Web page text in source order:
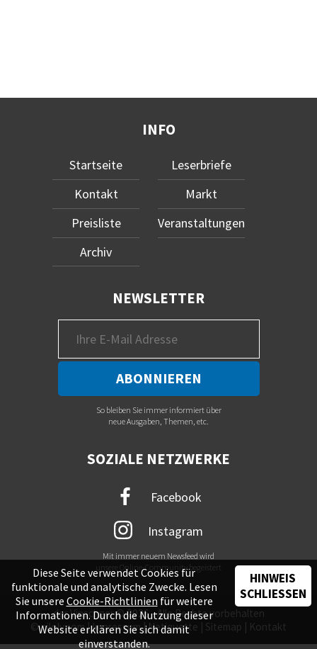
INFO
Startseite
Kontakt
Preisliste
Archiv
Leserbriefe
Markt
Veranstaltungen
NEWSLETTER
So bleiben Sie immer informiert über
neue Ausgaben, Themen, etc.
SOZIALE NETZWERKE
Facebook
Instagram
Mit immer neuem Newsfeed wird
unsere Online-Community begeistert
der Vinschger © 2026 - Alle Rechte vorbehalten
©piloly.com|Impressum|Netiquette | Sitemap | Kontakt
Diese Seite verwendet Cookies für
funktionale und analytische Zwecke. Lesen
Sie unsere Cookie-Richtlinien für weitere
Informationen. Durch die Nutzung dieser
Website erklären Sie sich damit
einverstanden.
HINWEIS
SCHLIESSEN